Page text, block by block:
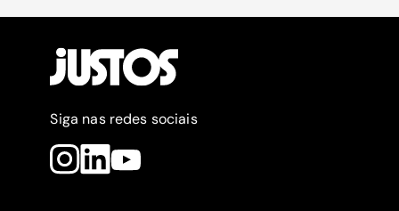
Siga nas redes sociais